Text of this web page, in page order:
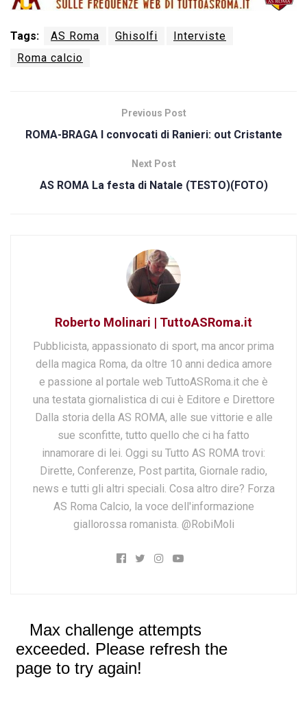
Tags: AS Roma Ghisolfi
Interviste
Roma calcio
Previous Post
ROMA-BRAGA I convocati di Ranieri: out Cristante
Next Post
AS ROMA La festa di Natale (TESTO)(FOTO)
Roberto Molinari | TuttoASRoma.it
Pubblicista, appassionato di sport, ma ancor prima
della magica Roma, da oltre 10 anni dedica amore
e passione al portale web TuttoASRoma.it che è
una testata giornalistica di cui è Editore e Direttore
Dalla storia della AS ROMA, alle sue vittorie e alle
sue sconfitte, tutto quello che ci ha fatto
innamorare di lei. Oggi su Tutto AS ROMA trovi:
Dirette, Conferenze, Post partita, Giornale radio,
news e tutti gli altri speciali. Cosa altro dire? Forza
AS Roma Calcio, la voce dell'informazione
giallorossa romanista. @RobiMoli